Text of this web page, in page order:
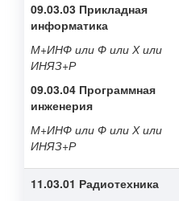
09.03.03 Прикладная
информатика
М+ИНФ или Ф или Х или
ИНЯЗ+Р
09.03.04 Программная
инженерия
М+ИНФ или Ф или Х или
ИНЯЗ+Р
11.03.01 Радиотехника